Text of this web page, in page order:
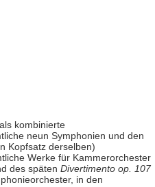
kombinierte
neun Symphonien und den
Kopfsatz derselben)
Werke für Kammerorchester
des späten Divertimento op. 107
in den